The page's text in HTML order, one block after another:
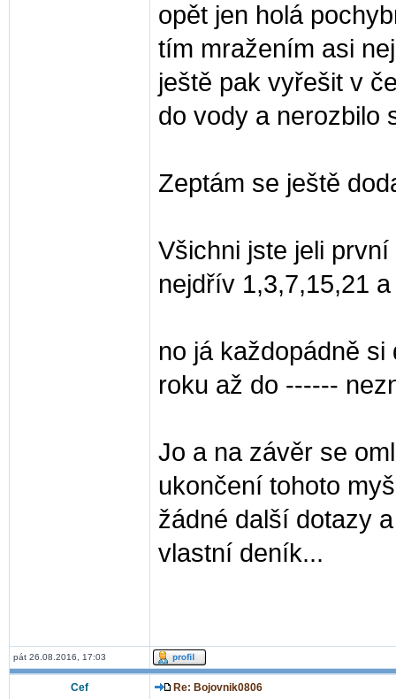
opět jen holá
tím mražením asi
ještě pak vyřešit v
do vody a nerozbilo
Zeptám se ještě
Všichni jste jeli
nejdřív 1,3,7,15,21
no já každopádně
roku až do ------
Jo a na závěr se
ukončení tohoto
žádné další dotazy
vlastní deník...
pát 26.08.2016, 17:03
Cef Re: Bojovnik0806